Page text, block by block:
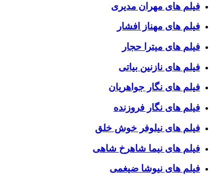
فیلم های مهران مدیری
فیلم های مهناز افشار
فیلم های میترا حجار
فیلم های نازنین بیاتی
فیلم های نگار جواهریان
فیلم های نگار فروزنده
فیلم های نیلوفر خوش خلق
فیلم های نیما شاهرخ شاهی
فیلم های نیوشا ضیغمی